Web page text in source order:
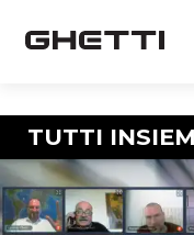
TUTTI